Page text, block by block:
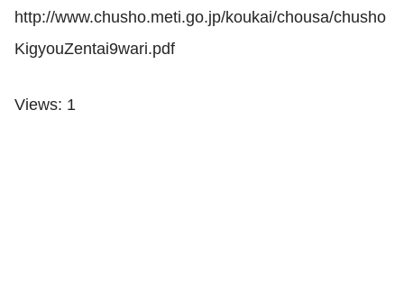
http://www.chusho.meti.go.jp/koukai/chousa/chusho
KigyouZentai9wari.pdf
Views: 1